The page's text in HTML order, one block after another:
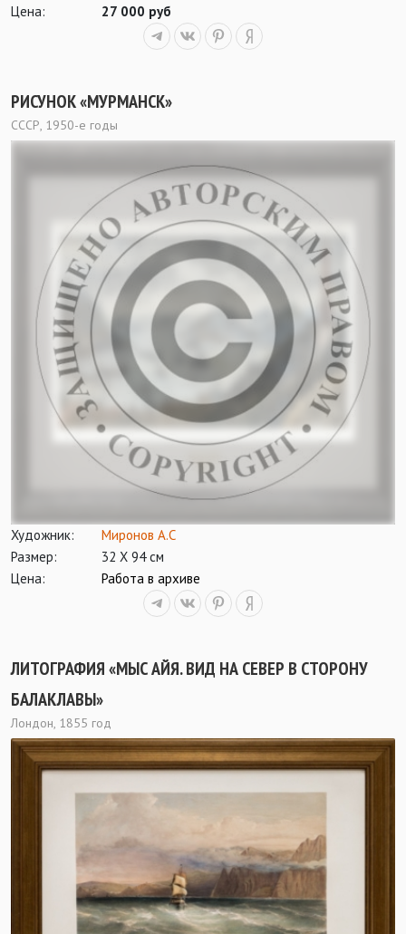
Цена:
27 000 руб
РИСУНОК «МУРМАНСК»
СССР, 1950-е годы
Художник:
Миронов А.С
Размер:
32 Х 94 см
Цена:
Работа в архиве
ЛИТОГРАФИЯ «МЫС АЙЯ. ВИД НА СЕВЕР В СТОРОНУ
БАЛАКЛАВЫ»
Лондон, 1855 год